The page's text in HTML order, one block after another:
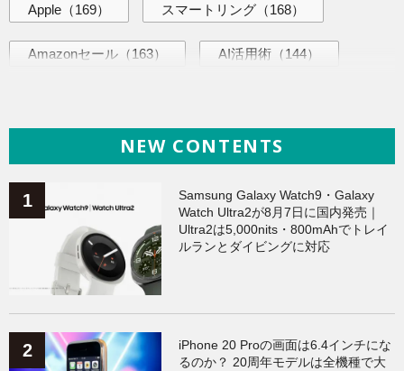
Apple （169） スマートリング （168）
Amazonセール （163） AI活用術 （144）
（138） Galaxy（136）
ガジェット
AppleWatchアクセサリー （124） Fitbit（122）
Xiaomi（119）
NEW CONTENTS
Samsung Galaxy Watch9・Galaxy
Watch Ultra2が8月7日に国内発売｜
Ultra2は5,000nits・800mAhでトレイ
ルランとダイビングに対応
iPhone 20 Proの画面は6.4インチにな
るのか？ 20周年モデルは全機種で大